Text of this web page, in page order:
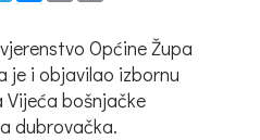
Općine Župa
je i objavilao izbornu
bošnjačke
dubrovačka.